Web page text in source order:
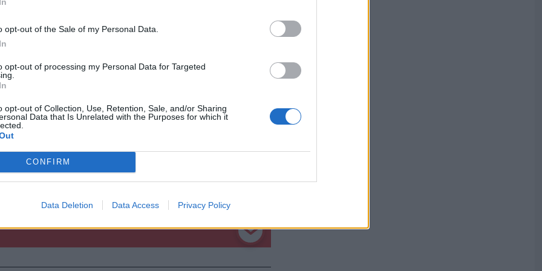
opt-out of the Sale of my Personal Data.
opt-out of processing my Personal Data for Targeted
opt-out of Collection, Use, Retention, Sale, and/or Sharing
Data that Is Unrelated with the Purposes for which it
CONFIRM
Data Deletion Data Access Privacy Policy
könyvetcímű filmjét április 2-án 19
pedig a Kreakids Stúdió tartja 14.
illetve kiállítással.
Gyergyószék Háromszék